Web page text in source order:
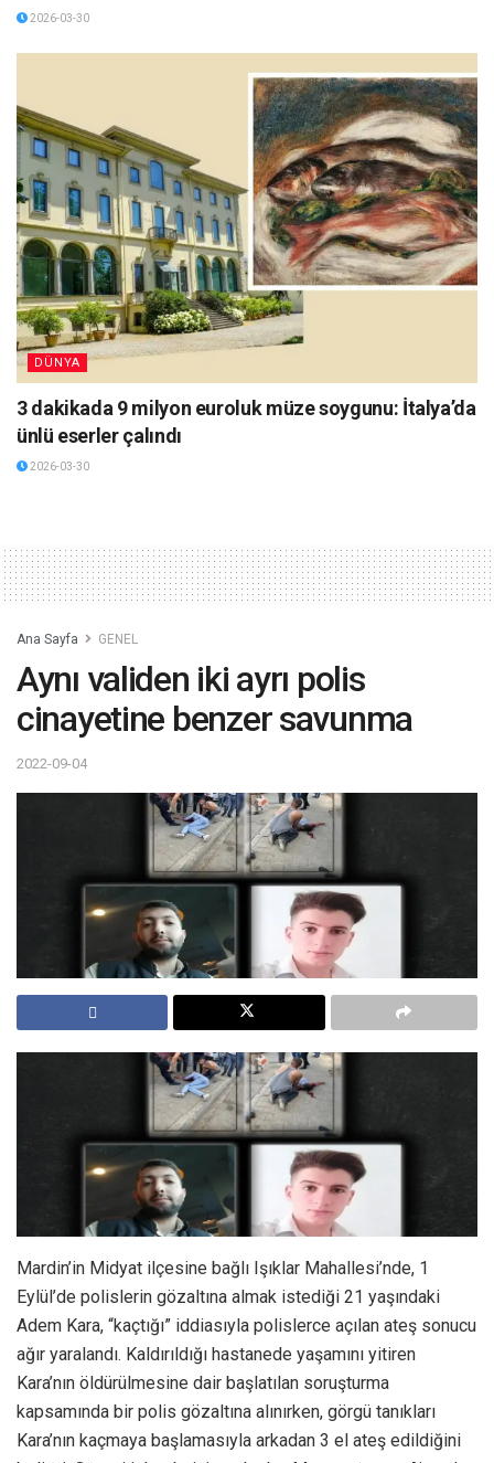
2026-03-30
DÜNYA
3 dakikada 9 milyon euroluk müze soygunu: İtalya’da
ünlü eserler çalındı
2026-03-30
Ana Sayfa GENEL
Aynı validen iki ayrı polis
cinayetine benzer savunma
2022-09-04
Mardin’in Midyat ilçesine bağlı Işıklar Mahallesi’nde, 1
Eylül’de polislerin gözaltına almak istediği 21 yaşındaki
Adem Kara, “kaçtığı” iddiasıyla polislerce açılan ateş sonucu
ağır yaralandı. Kaldırıldığı hastanede yaşamını yitiren
Kara’nın öldürülmesine dair başlatılan soruşturma
kapsamında bir polis gözaltına alınırken, görgü tanıkları
Kara’nın kaçmaya başlamasıyla arkadan 3 el ateş edildiğini